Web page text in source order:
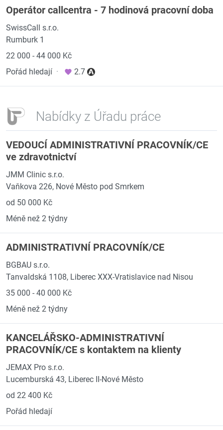
Operátor callcentra - 7 hodinová pracovní doba
SwissCall s.r.o.
Rumburk 1
22 000 - 44 000 Kč
Pořád hledají · 2.7
Nabídky z Úřadu práce
VEDOUCÍ ADMINISTRATIVNÍ PRACOVNÍK/CE
ve zdravotnictví
JMM Clinic s.r.o.
Vaňkova 226, Nové Město pod Smrkem
od 50 000 Kč
Méně než 2 týdny
ADMINISTRATIVNÍ PRACOVNÍK/CE
BGBAU s.r.o.
Tanvaldská 1108, Liberec XXX-Vratislavice nad Nisou
35 000 - 40 000 Kč
Méně než 2 týdny
KANCELÁŘSKO-ADMINISTRATIVNÍ
PRACOVNÍK/CE s kontaktem na klienty
JEMAX Pro s.r.o.
Lucemburská 43, Liberec II-Nové Město
od 22 400 Kč
Pořád hledají